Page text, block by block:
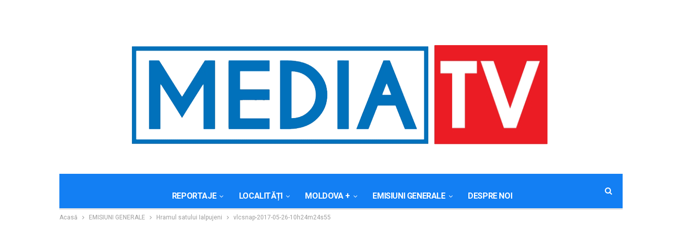
REPORTAJE LOCALITĂȚI MOLDOVA + EMISIUNI GENERALE DESPRE NOI
Acasă EMISIUNI GENERALE Hramul satului Ialpujeni vlcsnap-2017-05-26-10h24m24s55